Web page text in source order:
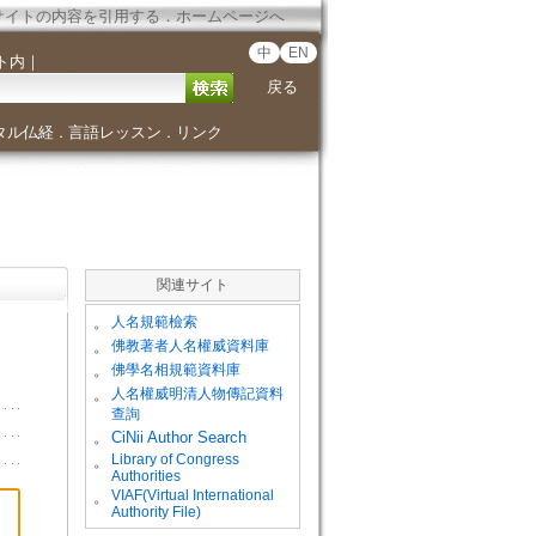
イトの内容を引用する．ホームページへ
内 ｜ 中 EN
戻る
ル仏経． 言語レッスン ． リンク
関連サイト
。 人名規範檢索
。 佛教著者人名權威資料庫
。 佛學名相規範資料庫
。
人名權威明清人物傳記資料
查詢
。
CiNii Author Search
。
Library of Congress
Authorities
。
VIAF(Virtual International
Authority File)